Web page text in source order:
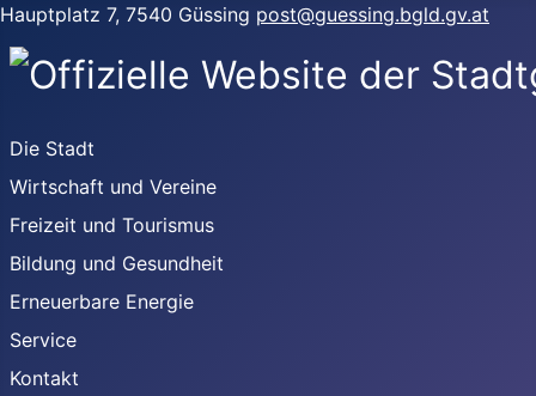
Hauptplatz 7, 7540 Güssing post@guessing.bgld.gv.at
Die Stadt
Wirtschaft und Vereine
Freizeit und Tourismus
Bildung und Gesundheit
Erneuerbare Energie
Service
Kontakt